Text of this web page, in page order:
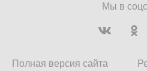
Мы в
Полная версия сайта